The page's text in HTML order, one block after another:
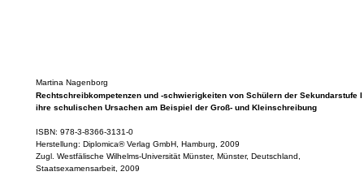
Martina Nagenborg
Rechtschreibkompetenzen und -schwierigkeiten von Schülern der Sekundarstufe I
ihre schulischen Ursachen am Beispiel der Groß- und Kleinschreibung
ISBN: 978-3-8366-3131-0
Herstellung: Diplomica® Verlag GmbH, Hamburg, 2009
Zugl. Westfälische Wilhelms-Universität Münster, Münster, Deutschland,
Staatsexamensarbeit, 2009